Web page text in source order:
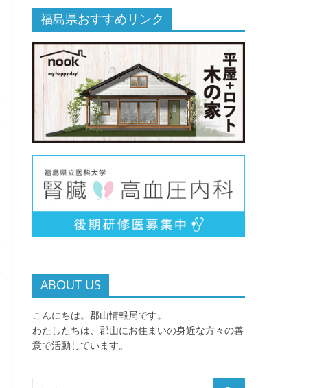
福島県おすすめリンク
ABOUT US
こんにちは。郡山情報局です。
わたしたちは、郡山にお住まいの身近な方々の善
意で活動しています。